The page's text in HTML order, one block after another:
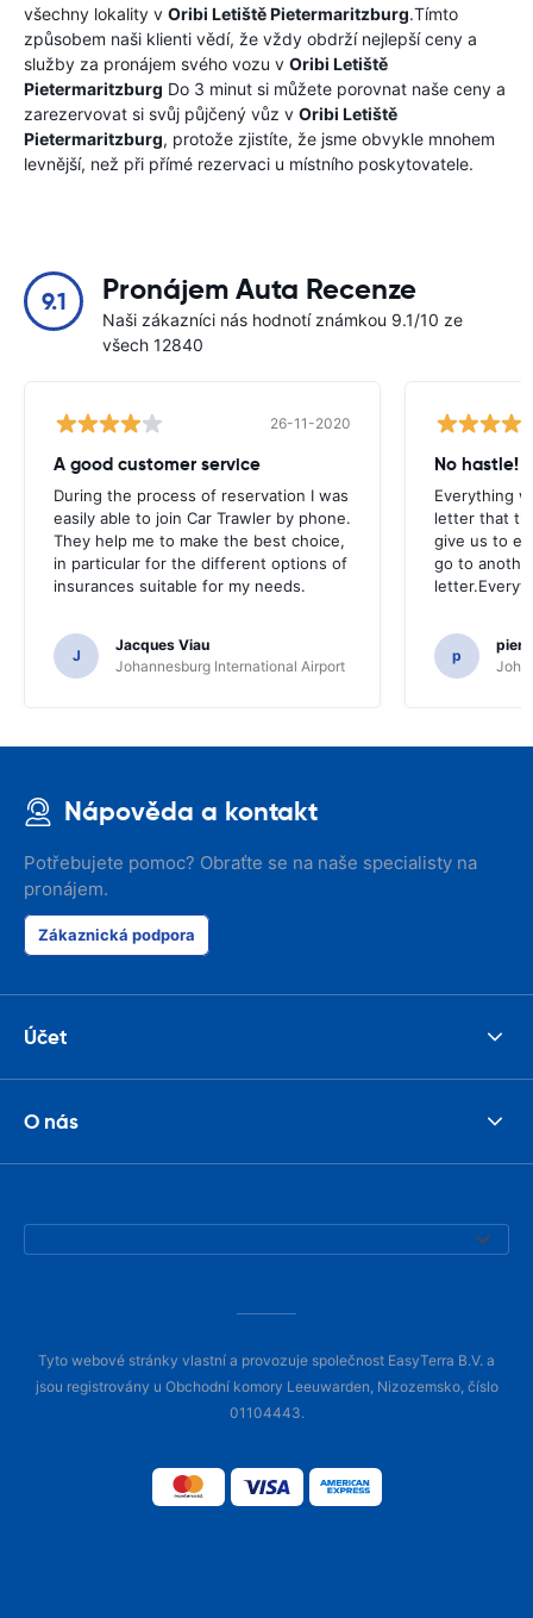
všechny lokality v Oribi Letiště Pietermaritzburg.Tímto
způsobem naši klienti vědí, že vždy obdrží nejlepší ceny a
služby za pronájem svého vozu v Oribi Letiště
Pietermaritzburg Do 3 minut si můžete porovnat naše ceny a
zarezervovat si svůj půjčený vůz v Oribi Letiště
Pietermaritzburg, protože zjistíte, že jsme obvykle mnohem
levnější, než při přímé rezervaci u místního poskytovatele.
9.1 Pronájem Auta Recenze
Naši zákazníci nás hodnotí známkou 9.1/10 ze
všech 12840
26-11-2020
A good customer service
During the process of reservation I was
easily able to join Car Trawler by phone.
They help me to make the best choice,
in particular for the different options of
insurances suitable for my needs.
J
Jacques Viau
Johannesburg International Airport
No hastle!
Everything
letter that
give us to
go to
p
Nápověda a kontakt
Potřebujete pomoc? Obraťte se na naše specialisty na
pronájem.
Zákaznická podpora
Účet
O nás
Tyto webové stránky vlastní a provozuje společnost EasyTerra B.V. a
jsou registrovány u Obchodní komory Leeuwarden, Nizozemsko, číslo
01104443.